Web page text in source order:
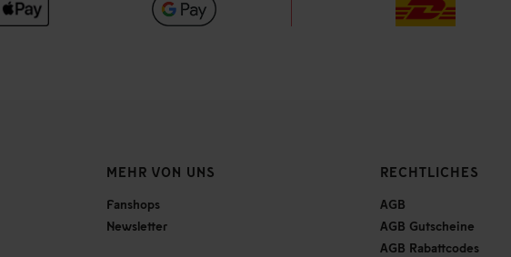
MEHR VON UNS
Fanshops
Newsletter
RECHTLICHES
AGB
AGB Gutscheine
AGB Rabattcodes